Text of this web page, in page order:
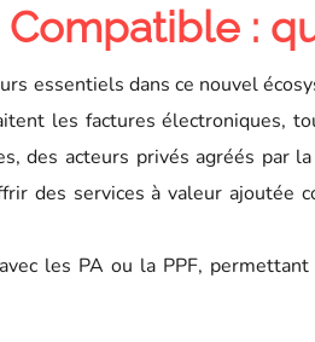
:
essentiels dans ce nouvel
les factures électroniques,
des acteurs privés agréés par
des services à valeur ajoutée
les PA ou la PPF,